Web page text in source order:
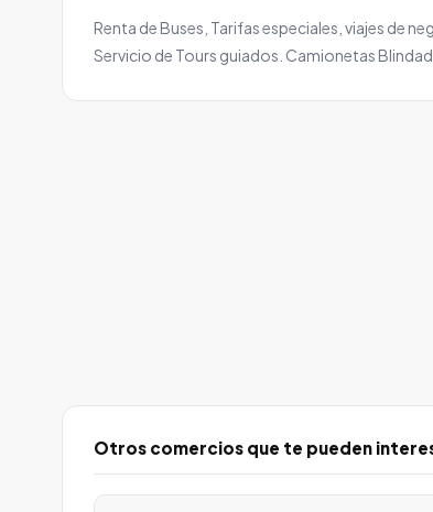
Renta de Buses, Tarifas especiales, viajes de
Servicio de Tours guiados. Camionetas
Otros comercios que te pueden